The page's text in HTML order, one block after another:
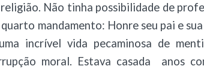
Não tinha possibilidade de
mandamento: Honre seu pai e sua
incrível vida pecaminosa de
moral. Estava casada anos